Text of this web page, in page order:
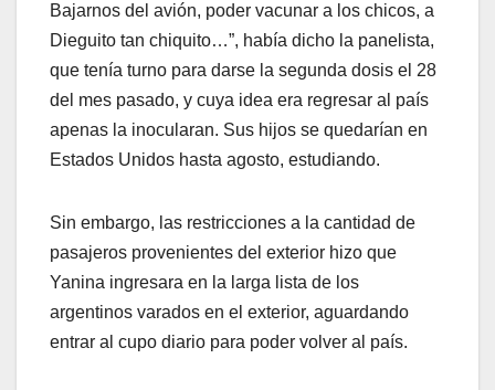
Bajarnos del avión, poder vacunar a los chicos, a
Dieguito tan chiquito…”, había dicho la panelista,
que tenía turno para darse la segunda dosis el 28
del mes pasado, y cuya idea era regresar al país
apenas la inocularan. Sus hijos se quedarían en
Estados Unidos hasta agosto, estudiando.
Sin embargo, las restricciones a la cantidad de
pasajeros provenientes del exterior hizo que
Yanina ingresara en la larga lista de los
argentinos varados en el exterior, aguardando
entrar al cupo diario para poder volver al país.